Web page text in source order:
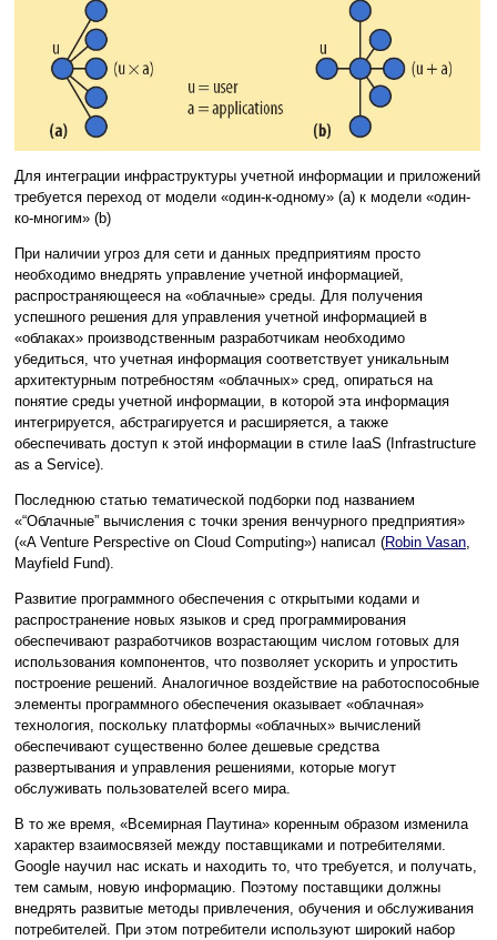
Для интеграции инфраструктуры учетной информации и приложений
требуется переход от модели «один-к-одному» (a) к модели «один-
ко-многим» (b)
При наличии угроз для сети и данных предприятиям просто
необходимо внедрять управление учетной информацией,
распространяющееся на «облачные» среды. Для получения
успешного решения для управления учетной информацией в
«облаках» производственным разработчикам необходимо
убедиться, что учетная информация соответствует уникальным
архитектурным потребностям «облачных» сред, опираться на
понятие среды учетной информации, в которой эта информация
интегрируется, абстрагируется и расширяется, а также
обеспечивать доступ к этой информации в стиле IaaS (Infrastructure
as a Service).
Последнюю статью тематической подборки под названием
«“Облачные” вычисления с точки зрения венчурного предприятия»
(«A Venture Perspective on Cloud Computing») написал (Robin Vasan,
Mayfield Fund).
Развитие программного обеспечения с открытыми кодами и
распространение новых языков и сред программирования
обеспечивают разработчиков возрастающим числом готовых для
использования компонентов, что позволяет ускорить и упростить
построение решений. Аналогичное воздействие на работоспособные
элементы программного обеспечения оказывает «облачная»
технология, поскольку платформы «облачных» вычислений
обеспечивают существенно более дешевые средства
развертывания и управления решениями, которые могут
обслуживать пользователей всего мира.
В то же время, «Всемирная Паутина» коренным образом изменила
характер взаимосвязей между поставщиками и потребителями.
Google научил нас искать и находить то, что требуется, и получать,
тем самым, новую информацию. Поэтому поставщики должны
внедрять развитые методы привлечения, обучения и обслуживания
потребителей. При этом потребители используют широкий набор